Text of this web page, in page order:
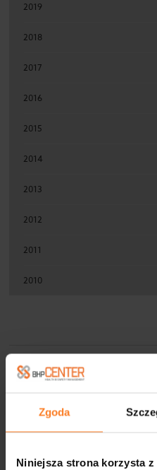
Zgoda
Niniejsza strona korzysta
2019
2018
2017
2016
2015
2014
2013
2012
2011
2010
FIRMY